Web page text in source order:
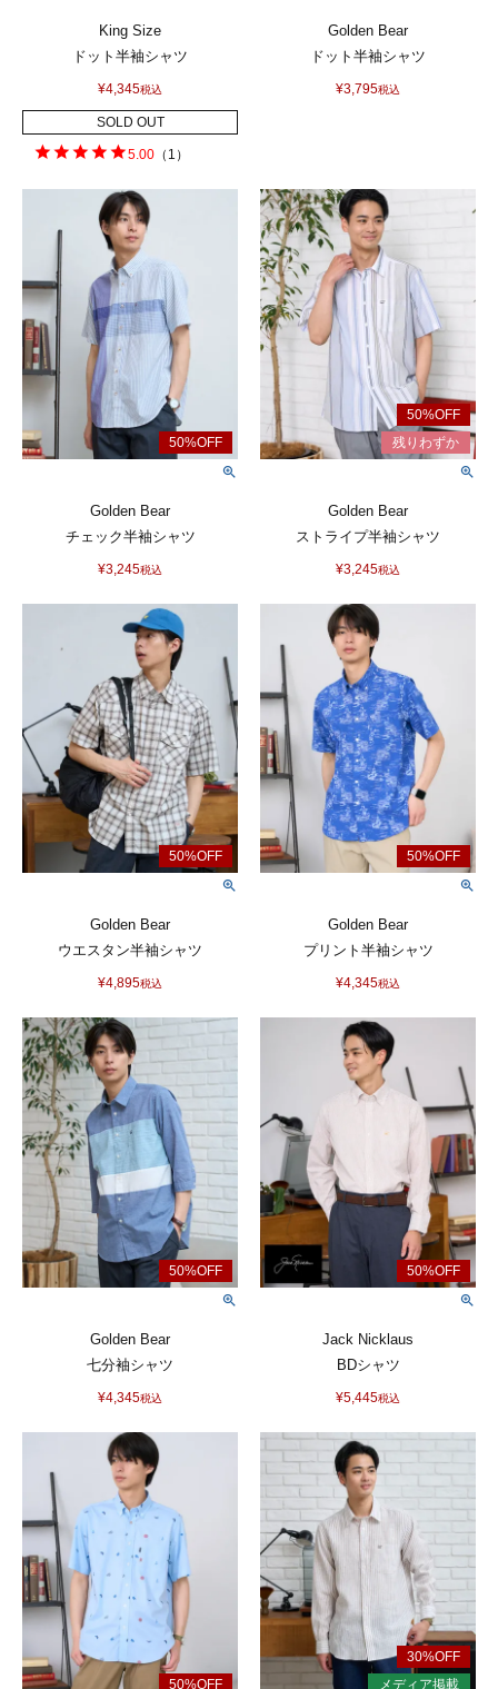
King Size
ドット半袖シャツ
¥4,345税込
SOLD OUT
5.00 （ 1 ）
Golden Bear
ドット半袖シャツ
¥3,795税込
Golden Bear
チェック半袖シャツ
¥3,245税込
Golden Bear
ストライプ半袖シャツ
¥3,245税込
Golden Bear
ウエスタン半袖シャツ
¥4,895税込
Golden Bear
プリント半袖シャツ
¥4,345税込
Golden Bear
七分袖シャツ
¥4,345税込
Jack Nicklaus
BDシャツ
¥5,445税込